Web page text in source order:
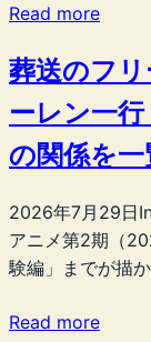
Read more
葬送のフ
ーレン一
の関係を
2026年7月29日
アニメ第2期（
験編」までが描
Read more